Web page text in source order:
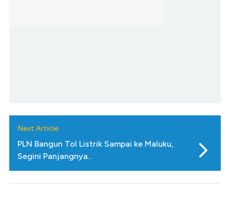
Next Article
PLN Bangun Tol Listrik Sampai ke Maluku,
Segini Panjangnya..